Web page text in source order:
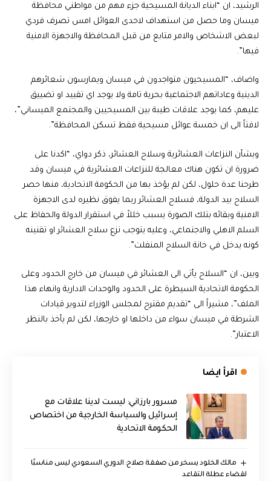
الرشيد، ان “ابناء الديانة المسيحية جزء مهم من مواطني محافظة
ميسان وما حصل من استهداف لاحدى العوائل امس تصرف فردي
لبعض الاشخاص والامر متابع من قبل المحافظة والاجهزة الامنية
فيها”.
واضاف، “المسيحيون متواجدون في ميسان ويمارسون شعائرهم
الدينية وعاداتهم الاجتماعية بحرية تامة ولا يوجد اي تقييد او تضييق
عليهم، كما يوجد علاقات طيبة بين المسيحيين والمجتمع الميساني”،
لافتاً الى ان خمسة عوائل مسيحية فقط تسكن المحافظة”.
وبشأن النزاعات العشائرية وسلاح العشائر، ذكر دواي، “اكدنا على
ضرورة ان تكون هناك معالجة للنزاعات العشائرية في ميسان وقد
طرحنا عدة حلول، لكن لم يؤخذ بها من الحكومة الاتحادية، منها حصر
السلاح بيد الدولة، فسلاح العشائر ربما يفوق نظيره لدى الاجهزة
الامنية وبقائه بتلك الصورة يسبب خللاً في استقرار الدولة والحفاظ على
السلم الاهلي والاجتماعي، وعليه يتوجب نزع سلاح العشائر او تقنينه
كونه يدخل في خانة السلاح المنفلت”.
وبين، ان “السلاح يأتي الى العشائر في ميسان من خارج الحدود وعلى
الحكومة الاتحادية السيطرة على الحدود والوحدات الادارية وانهاء هذا
الملف”، مشيراً الى “تقديم مقترح لمجلس الوزراء لتدوير قيادات
الشرطة في ميسان سواء من داخلها او خارجها، لكن لم يأخذ بالنظر
الاعتبار”.
اقرأ ايضا
مسرور بارزاني: ليست لدينا علاقات مع
إسرائيل والسياسة الخارجية من اختصاص
الحكومة الاتحادية
مالك الخلود يسخر من صفقة صلاح: الدوري السعودي ليس مناسبًا
لقضاء عطلة التقاعد